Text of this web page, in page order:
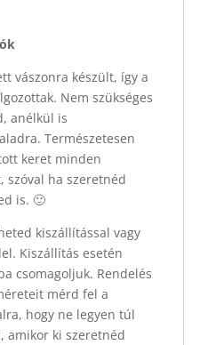
vászonra készült, így a
Nem szükséges
anélkül is
Természetesen
keret minden
szóval ha szeretnéd
is. 🙂
kiszállítással vagy
Kiszállítás esetén
csomagoljuk. Rendelés
mérd fel a
hogy ne legyen túl
amikor ki szeretnéd